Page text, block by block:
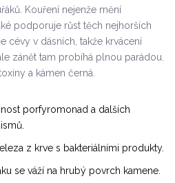
Kouření nejenže mění
podporuje růst těch nejhorších
cévy v dásních, takže krvácení
zánět tam probíhá plnou parádou.
a kámen černá.
porfyromonad a dalších
z krve s bakteriálními produkty.
se váží na hrubý povrch kamene.